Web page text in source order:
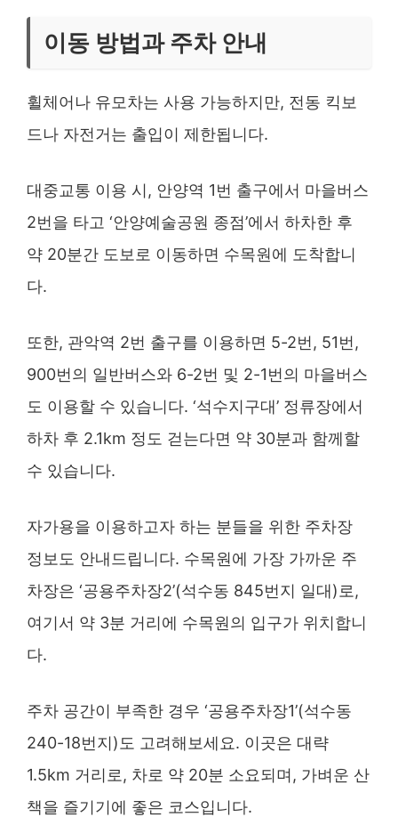
이동 방법과 주차 안내
휠체어나 유모차는 사용 가능하지만, 전동 킥보
드나 자전거는 출입이 제한됩니다.
대중교통 이용 시, 안양역 1번 출구에서 마을버스
2번을 타고 ‘안양예술공원 종점’에서 하차한 후
약 20분간 도보로 이동하면 수목원에 도착합니
다.
또한, 관악역 2번 출구를 이용하면 5-2번, 51번,
900번의 일반버스와 6-2번 및 2-1번의 마을버스
도 이용할 수 있습니다. ‘석수지구대’ 정류장에서
하차 후 2.1km 정도 걷는다면 약 30분과 함께할
수 있습니다.
자가용을 이용하고자 하는 분들을 위한 주차장
정보도 안내드립니다. 수목원에 가장 가까운 주
차장은 ‘공용주차장2’(석수동 845번지 일대)로,
여기서 약 3분 거리에 수목원의 입구가 위치합니
다.
주차 공간이 부족한 경우 ‘공용주차장1’(석수동
240-18번지)도 고려해보세요. 이곳은 대략
1.5km 거리로, 차로 약 20분 소요되며, 가벼운 산
책을 즐기기에 좋은 코스입니다.